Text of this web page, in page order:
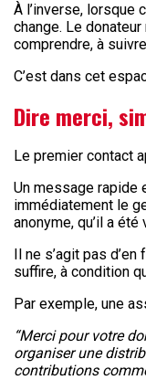
À l’inverse, lorsque
change. Le
comprendre, à
C’est dans cet
Dire merci,
Le premier contact
Un message rapide
immédiatement le
anonyme, qu’il a été
Il ne s’agit pas
suffire, à condition
Par exemple, une
“Merci pour votre
organiser une
contributions